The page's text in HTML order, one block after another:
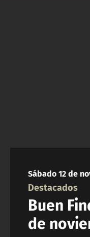
Sábado 12 de
Destacados
Buen
de